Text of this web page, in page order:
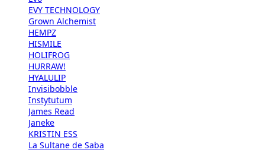
EVY TECHNOLOGY
Grown Alchemist
HEMPZ
HISMILE
HOLIFROG
HURRAW!
HYALULIP
Invisibobble
Instytutum
James Read
Janeke
KRISTIN ESS
La Sultane de Saba